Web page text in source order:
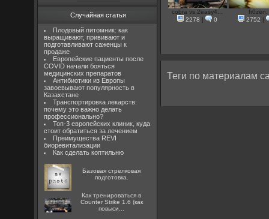
Случайная статья
Плодовый питомник: как
выращивают, прививают и
подготавливают саженцы к
продаже
Европейские пациенты после
COVID начали бояться
медицинских препаратов
Антибиотики из Европы
завоевывают популярность в
Казахстане
Транспортировка лекарств:
почему это важно делать
профессионально?
Топ-3 европейских клиник, куда
стоит обратиться за лечением
Преимущества REVI
биоревитализации
Как сделать коптильню
Базовая стрелковая
подготовка.
Как тренироваться в
Counter Strike 1.6 (как
повыси...
cobra vs 2easy4...
2278
| 0
fr0zen.
2752
|
Теги по материалам